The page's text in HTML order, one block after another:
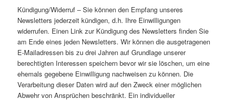
Kündigung/Widerruf – Sie können den Empfang unseres
Newsletters jederzeit kündigen, d.h. Ihre Einwilligungen
widerrufen. Einen Link zur Kündigung des Newsletters finden Sie
am Ende eines jeden Newsletters. Wir können die ausgetragenen
E-Mailadressen bis zu drei Jahren auf Grundlage unserer
berechtigten Interessen speichern bevor wir sie löschen, um eine
ehemals gegebene Einwilligung nachweisen zu können. Die
Verarbeitung dieser Daten wird auf den Zweck einer möglichen
Abwehr von Ansprüchen beschränkt. Ein individueller